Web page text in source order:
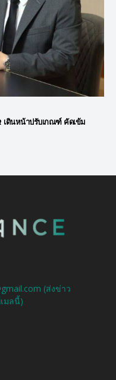
เดินหน้าปรับเกณฑ์ คัดเข้ม
(ส่งข่าว
มลนี้)